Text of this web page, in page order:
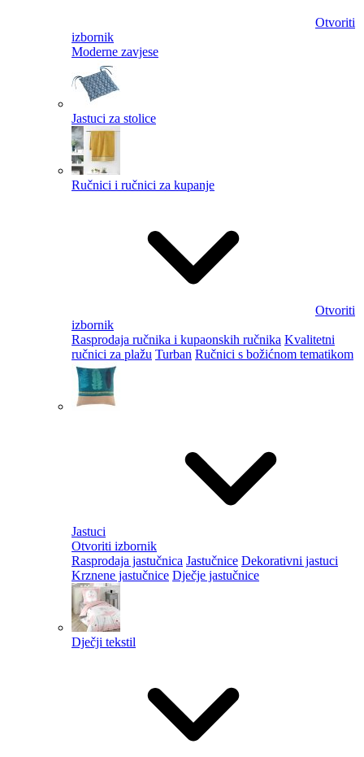
Otvoriti
izbornik
Moderne zavjese
Jastuci za stolice
Ručnici i ručnici za kupanje
Otvoriti
izbornik
Rasprodaja ručnika i kupaonskih ručnika Kvalitetni
ručnici za plažu Turban Ručnici s božićnom tematikom
Jastuci
Otvoriti izbornik
Rasprodaja jastučnica Jastučnice Dekorativni jastuci
Krznene jastučnice Dječje jastučnice
Dječji tekstil